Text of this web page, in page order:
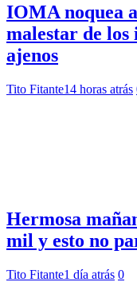
IOMA noquea
malestar de los
ajenos
Tito Fitante14 horas atrás
Hermosa
mil y esto no
Tito Fitante1 día atrás 0